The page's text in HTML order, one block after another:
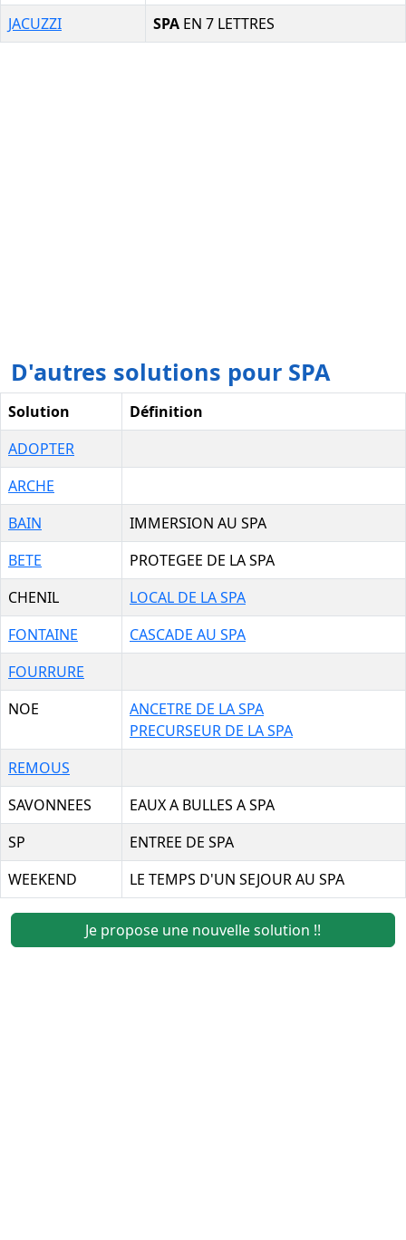
JACUZZI
SPA EN 7 LETTRES
D'autres solutions pour SPA
Solution
Définition
ADOPTER
ARCHE
BAIN
IMMERSION AU SPA
BETE
PROTEGEE DE LA SPA
CHENIL
LOCAL DE LA SPA
FONTAINE
CASCADE AU SPA
FOURRURE
NOE
ANCETRE DE LA SPA
PRECURSEUR DE LA SPA
REMOUS
SAVONNEES
EAUX A BULLES A SPA
SP
ENTREE DE SPA
WEEKEND
LE TEMPS D'UN SEJOUR AU SPA
Je propose une nouvelle solution !!